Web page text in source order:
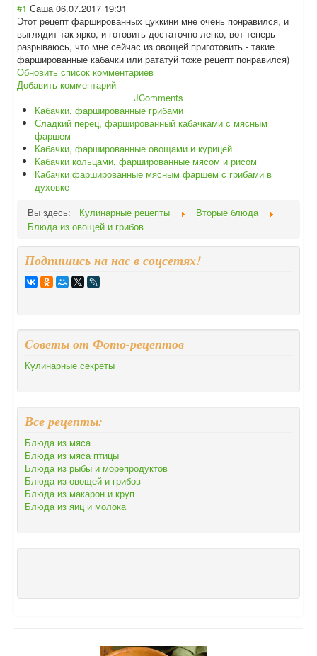
#1 Саша 06.07.2017 19:31
Этот рецепт фаршированных цуккини мне очень понравился, и
выглядит так ярко, и готовить достаточно легко, вот теперь
разрываюсь, что мне сейчас из овощей приготовить - такие
фаршированные кабачки или рататуй тоже рецепт понравился)
Обновить список комментариев
Добавить комментарий
JComments
Кабачки, фаршированные грибами
Сладкий перец, фаршированный кабачками с мясным
фаршем
Кабачки, фаршированные овощами и курицей
Кабачки кольцами, фаршированные мясом и рисом
Кабачки фаршированные мясным фаршем с грибами в
духовке
Вы здесь:
Кулинарные рецепты
Вторые блюда
Блюда из овощей и грибов
Подпишись на нас в соцсетях!
Cоветы от Фото-рецептов
Кулинарные секреты
Все рецепты:
Блюда из мяса
Блюда из мяса птицы
Блюда из рыбы и морепродуктов
Блюда из овощей и грибов
Блюда из макарон и круп
Блюда из яиц и молока